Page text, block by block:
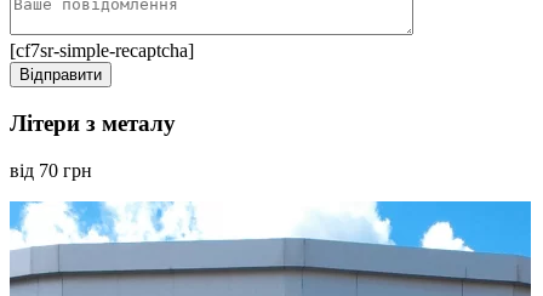
[cf7sr-simple-recaptcha]
Літери з металу
від 70 грн